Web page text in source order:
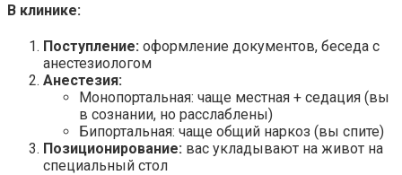
В клинике:
Поступление: оформление документов, беседа с
анестезиологом
Анестезия:
Монопортальная: чаще местная + седация (вы
в сознании, но расслаблены)
Бипортальная: чаще общий наркоз (вы спите)
Позиционирование: вас укладывают на живот на
специальный стол